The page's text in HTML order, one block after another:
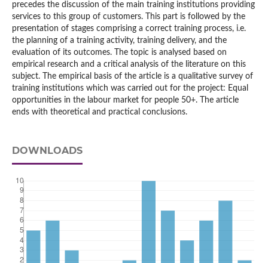
precedes the discussion of the main training institutions providing
services to this group of customers. This part is followed by the
presentation of stages comprising a correct training process, i.e.
the planning of a training activity, training delivery, and the
evaluation of its outcomes. The topic is analysed based on
empirical research and a critical analysis of the literature on this
subject. The empirical basis of the article is a qualitative survey of
training institutions which was carried out for the project: Equal
opportunities in the labour market for people 50+. The article
ends with theoretical and practical conclusions.
DOWNLOADS